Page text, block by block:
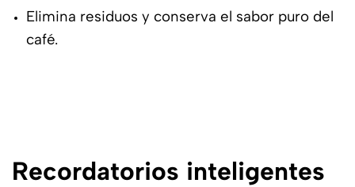
Elimina residuos y conserva el sabor puro del
café.
Recordatorios inteligentes